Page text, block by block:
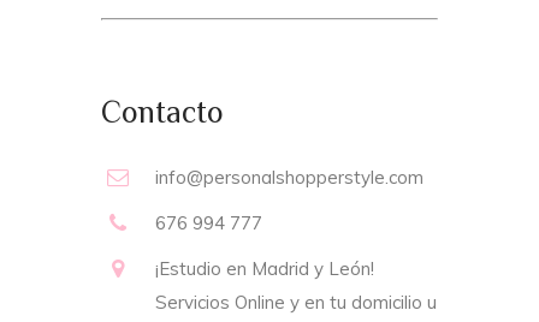
Contacto
info@personalshopperstyle.com
676 994 777
¡Estudio en Madrid y León!
Servicios Online y en tu domicilio u